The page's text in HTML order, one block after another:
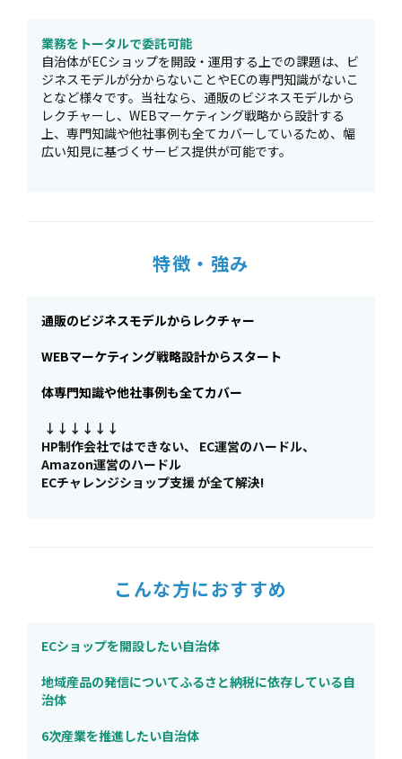
業務をトータルで委託可能
自治体がECショップを開設・運用する上での課題は、ビ
ジネスモデルが分からないことやECの専門知識がないこ
となど様々です。当社なら、通販のビジネスモデルから
レクチャーし、WEBマーケティング戦略から設計する
上、専門知識や他社事例も全てカバーしているため、幅
広い知見に基づくサービス提供が可能です。
特徴・強み
通販のビジネスモデルからレクチャー
WEBマーケティング戦略設計からスタート
体専門知識や他社事例も全てカバー
↓↓↓↓↓↓
HP制作会社ではできない、 EC運営のハードル、
Amazon運営のハードル
ECチャレンジショップ支援 が全て解決!
こんな方におすすめ
ECショップを開設したい自治体
地域産品の発信についてふるさと納税に依存している自
治体
6次産業を推進したい自治体